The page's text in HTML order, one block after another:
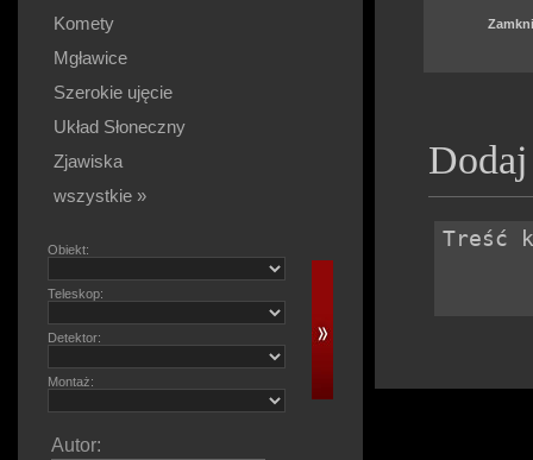
Komety
Mgławice
Szerokie ujęcie
Układ Słoneczny
Zjawiska
wszystkie »
Obiekt:
Teleskop:
Detektor:
Montaż:
Autor: